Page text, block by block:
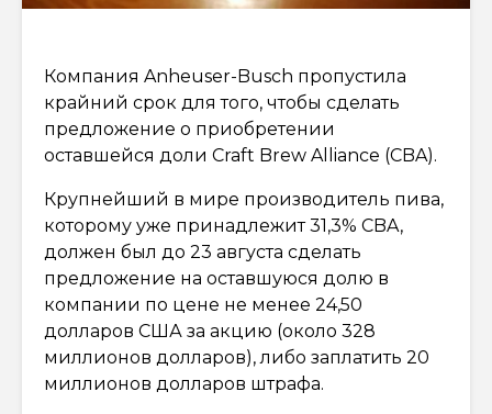
Компания Anheuser-Busch пропустила
крайний срок для того, чтобы сделать
предложение о приобретении
оставшейся доли Craft Brew Alliance (CBA).
Крупнейший в мире производитель пива,
которому уже принадлежит 31,3% CBA,
должен был до 23 августа сделать
предложение на оставшуюся долю в
компании по цене не менее 24,50
долларов США за акцию (около 328
миллионов долларов), либо заплатить 20
миллионов долларов штрафа.